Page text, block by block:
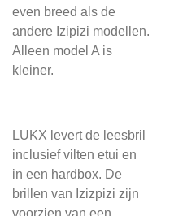
even breed als de
andere Izipizi modellen.
Alleen model A is
kleiner.
LUKX levert de leesbril
inclusief vilten etui en
in een hardbox. De
brillen van Izizpizi zijn
voorzien van een